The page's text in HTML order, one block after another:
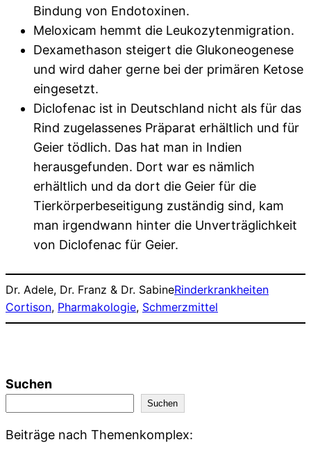
Bindung von Endotoxinen.
Meloxicam hemmt die Leukozytenmigration.
Dexamethason steigert die Glukoneogenese
und wird daher gerne bei der primären Ketose
eingesetzt.
Diclofenac ist in Deutschland nicht als für das
Rind zugelassenes Präparat erhältlich und für
Geier tödlich. Das hat man in Indien
herausgefunden. Dort war es nämlich
erhältlich und da dort die Geier für die
Tierkörperbeseitigung zuständig sind, kam
man irgendwann hinter die Unverträglichkeit
von Diclofenac für Geier.
Dr. Adele, Dr. Franz & Dr. SabineRinderkrankheiten
Cortison, Pharmakologie, Schmerzmittel
Suchen
Suchen
Beiträge nach Themenkomplex: